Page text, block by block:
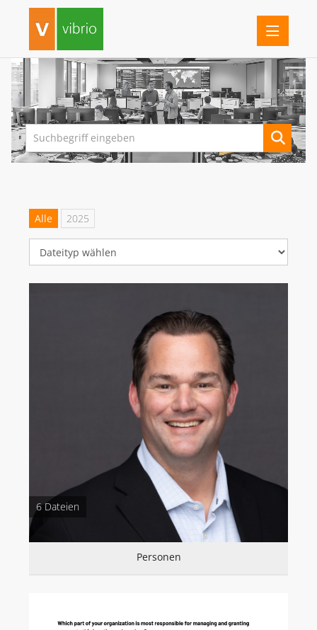
PRESSEINFORMATIONEN
FERRARI ELECTRONIC
G DATA
LANCOM SYSTEMS (AB 1.7.26 ROHDE & SCHWARZ NC)
ROHDE & SCHWARZ NETWORKS AND CYBERSECURITY
SEH COMPUTERTECHNIK
FERRARI ELECTRONIC AG
Ponemon Report 2025
INOTEC BARCODE SECURITY
LANCOM SYSTEMS (AB 1.7.26 ROHDE & SCHWARZ NC)
ROHDE & SCHWARZ NETWORKS AND CYBERSECURITY
SEH COMPUTERTECHNIK
ÜBER UNS
Alle 2025
6 Dateien
Personen